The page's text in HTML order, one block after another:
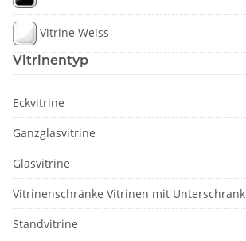
Vitrine Weiss
Vitrinentyp
Eckvitrine
Ganzglasvitrine
Glasvitrine
Vitrinenschränke Vitrinen mit Unterschrank
Standvitrine